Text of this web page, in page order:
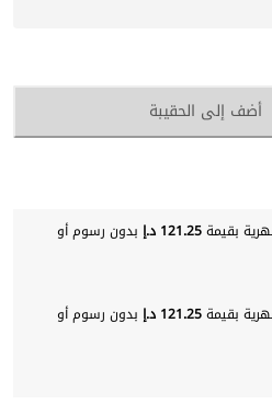
أضف إلى الحقيبة
121.25 د.إ بدون رسوم أو
121.25 د.إ بدون رسوم أو